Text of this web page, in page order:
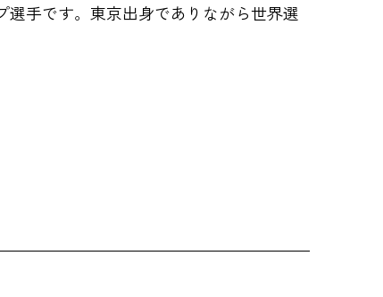
手です。東京出身でありながら世界選